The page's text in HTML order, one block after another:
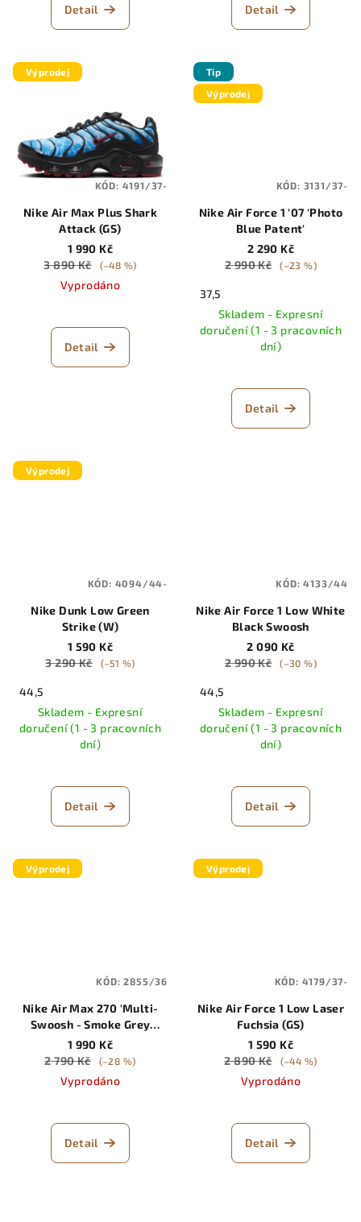
Detail Detail
Výprodej
Nike Air Max Plus Shark
Attack (GS)
1 990 Kč
3 890 Kč
(–48 %)
Vyprodáno
Detail
KÓD: 4191/37-
Tip
Výprodej
Nike Air Force 1 '07 'Photo
Blue Patent'
2 290 Kč
2 990 Kč
(–23 %)
37,5
Skladem - Expresní
doručení (1 - 3 pracovních
dní)
Detail
KÓD: 3131/37-
Výprodej
Nike Dunk Low Green
Strike (W)
1 590 Kč
3 290 Kč
(–51 %)
44,5
Skladem - Expresní
doručení (1 - 3 pracovních
dní)
Detail
KÓD: 4094/44-
Nike Air Force 1 Low White
Black Swoosh
2 090 Kč
2 990 Kč
(–30 %)
44,5
Skladem - Expresní
doručení (1 - 3 pracovních
dní)
Detail
KÓD:4133/44
Výprodej
Nike Air Max 270 'Multi-
Swoosh - Smoke Grey
Mandarin'
1 990 Kč
2 790 Kč
(–28 %)
Vyprodáno
Detail
KÓD:2855/36
Výprodej
Nike Air Force 1 Low Laser
Fuchsia (GS)
1 590 Kč
2 890 Kč
(–44 %)
Vyprodáno
Detail
KÓD: 4179/37-